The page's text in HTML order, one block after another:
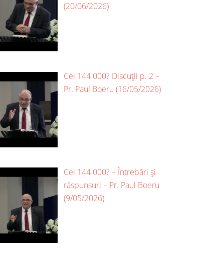
(20/06/2026)
Cei 144 000? Discuții p. 2 –
Pr. Paul Boeru (16/05/2026)
Cei 144 000? – Întrebări și
răspunsuri – Pr. Paul Boeru
(9/05/2026)